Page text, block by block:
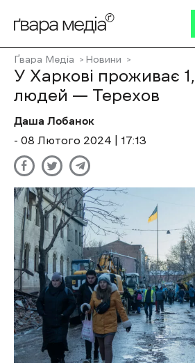
Ґвара Медіа Новини
У Харкові проживає
людей — Терехов
Даша Лобанок
- 08 Лютого 2024 | 17:13